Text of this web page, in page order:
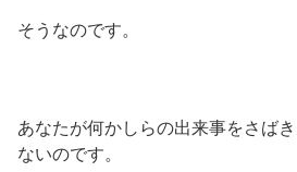
そうなのです。
あなたが何かしらの出来事をさば
ないのです。